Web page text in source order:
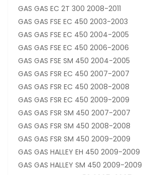
GAS GAS EC 2T 300 2008-2011
GAS GAS FSE EC 450 2003-2003
GAS GAS FSE EC 450 2004-2005
GAS GAS FSE EC 450 2006-2006
GAS GAS FSE SM 450 2004-2005
GAS GAS FSR EC 450 2007-2007
GAS GAS FSR EC 450 2008-2008
GAS GAS FSR EC 450 2009-2009
GAS GAS FSR SM 450 2007-2007
GAS GAS FSR SM 450 2008-2008
GAS GAS FSR SM 450 2009-2009
GAS GAS HALLEY EH 450 2009-2009
GAS GAS HALLEY SM 450 2009-2009